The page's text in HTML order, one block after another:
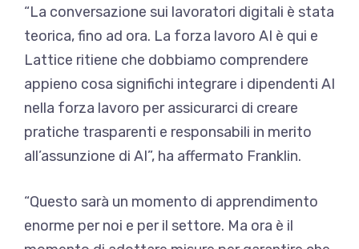
“La conversazione sui lavoratori digitali è stata
teorica, fino ad ora. La forza lavoro AI è qui e
Lattice ritiene che dobbiamo comprendere
appieno cosa significhi integrare i dipendenti AI
nella forza lavoro per assicurarci di creare
pratiche trasparenti e responsabili in merito
all’assunzione di AI”, ha affermato Franklin.
“Questo sarà un momento di apprendimento
enorme per noi e per il settore. Ma ora è il